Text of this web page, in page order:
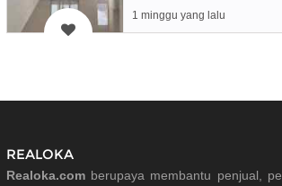
1 minggu yang lalu
REALOKA
Realoka.com berupaya membantu penjual,